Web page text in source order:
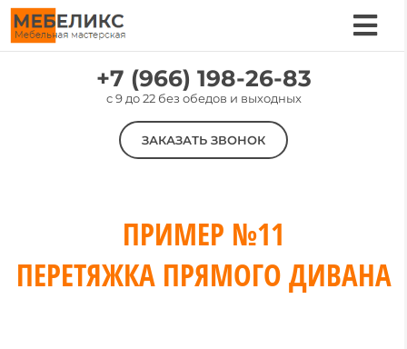
Skip
to
content
Услуги
Цены
Материалы
+7 (966) 198-26-83
c 9 до 22 без обедов и выходных
ЗАКАЗАТЬ ЗВОНОК
ПРИМЕР №11
ПЕРЕТЯЖКА ПРЯМОГО ДИВАНА